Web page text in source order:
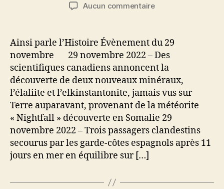
Aucun commentairesur
l’Histoire
–
29
novembre
Ainsi parle l’Histoire Évènement du 29
novembre 29 novembre 2022 – Des
scientifiques canadiens annoncent la
découverte de deux nouveaux minéraux,
l’élaliite et l’elkinstantonite, jamais vus sur
Terre auparavant, provenant de la météorite
« Nightfall » découverte en Somalie 29
novembre 2022 – Trois passagers clandestins
secourus par les garde-côtes espagnols après 11
jours en mer en équilibre sur […]